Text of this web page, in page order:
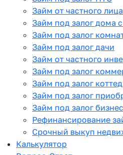
Займ от частного
Займ под залог дома
Займ под залог
Займ под залог дачи
Займ от частного
Займ под залог
Займ под залог
Займ под залог
Займ под залог
Рефинансирование
Срочный выкуп
Калькулятор